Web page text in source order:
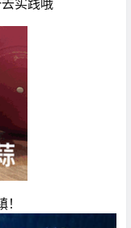
实践哦